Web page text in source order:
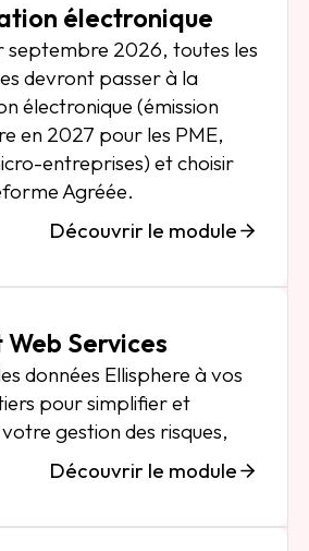
électronique
septembre 2026, toutes les
devront passer à la
électronique (émission
en 2027 pour les PME,
entreprises) et choisir
Agréée.
Découvrir le module
Web Services
données Ellisphere à vos
pour simplifier et
gestion des risques,
Découvrir le module